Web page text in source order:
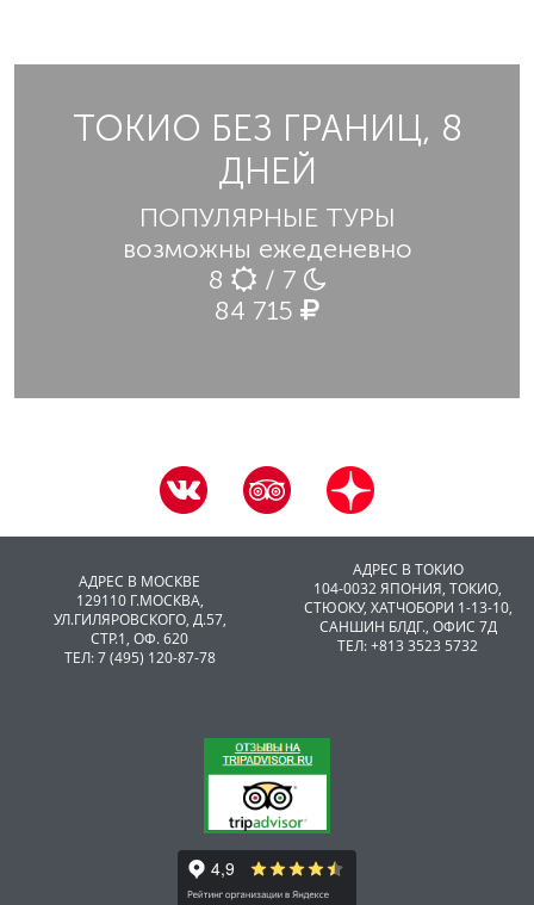
ТОКИО БЕЗ ГРАНИЦ, 8
ДНЕЙ
ПОПУЛЯРНЫЕ ТУРЫ
возможны ежеденевно
8
/ 7
84 715
АДРЕС В МОСКВЕ
129110 Г.МОСКВА,
УЛ.ГИЛЯРОВСКОГО, Д.57,
СТР.1, ОФ. 620
ТЕЛ: 7 (495) 120-87-78
АДРЕС В ТОКИО
104-0032 ЯПОНИЯ, ТОКИО,
CТЮОКУ, ХАТЧОБОРИ 1-13-10,
САНШИН БЛДГ., ОФИС 7Д
ТЕЛ: +813 3523 5732